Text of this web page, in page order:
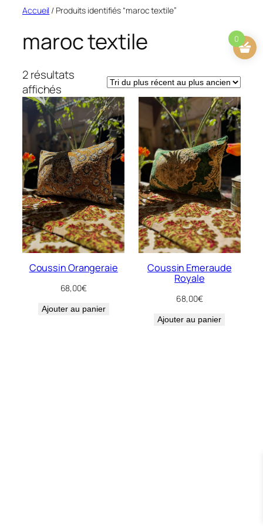
Aller
contenu
Accueil / Produits identifiés “maroc textile”
maroc textile
2 résultats
affichés
du
plus
récent
au
plus
ancien
Coussin Orangeraie
68,00€
Ajouter au panier
Coussin Emeraude
Royale
68,00€
Ajouter au panier
0